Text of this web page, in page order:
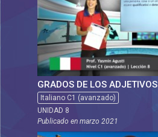
GRADOS DE LOS ADJETIVOS
Italiano C1 (avanzado)
UNIDAD 8
Publicado enmarzo 2021